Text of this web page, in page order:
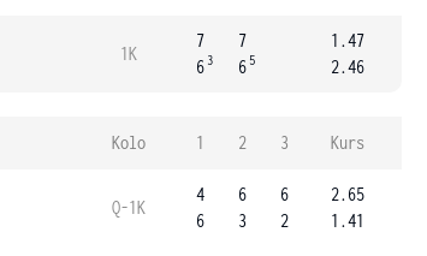
1K
7
6 3
7
6 5
1.47
2.46
Kolo 1 2 3 Kurs
Q-1K
4
6
6
3
6
2
2.65
1.41